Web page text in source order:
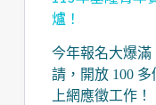
爐！
今年報名大爆滿
請，開放 100
上網應徵工作！